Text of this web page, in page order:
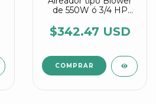
de 550W ó 3/4 HP
Agrair
$342.47 USD